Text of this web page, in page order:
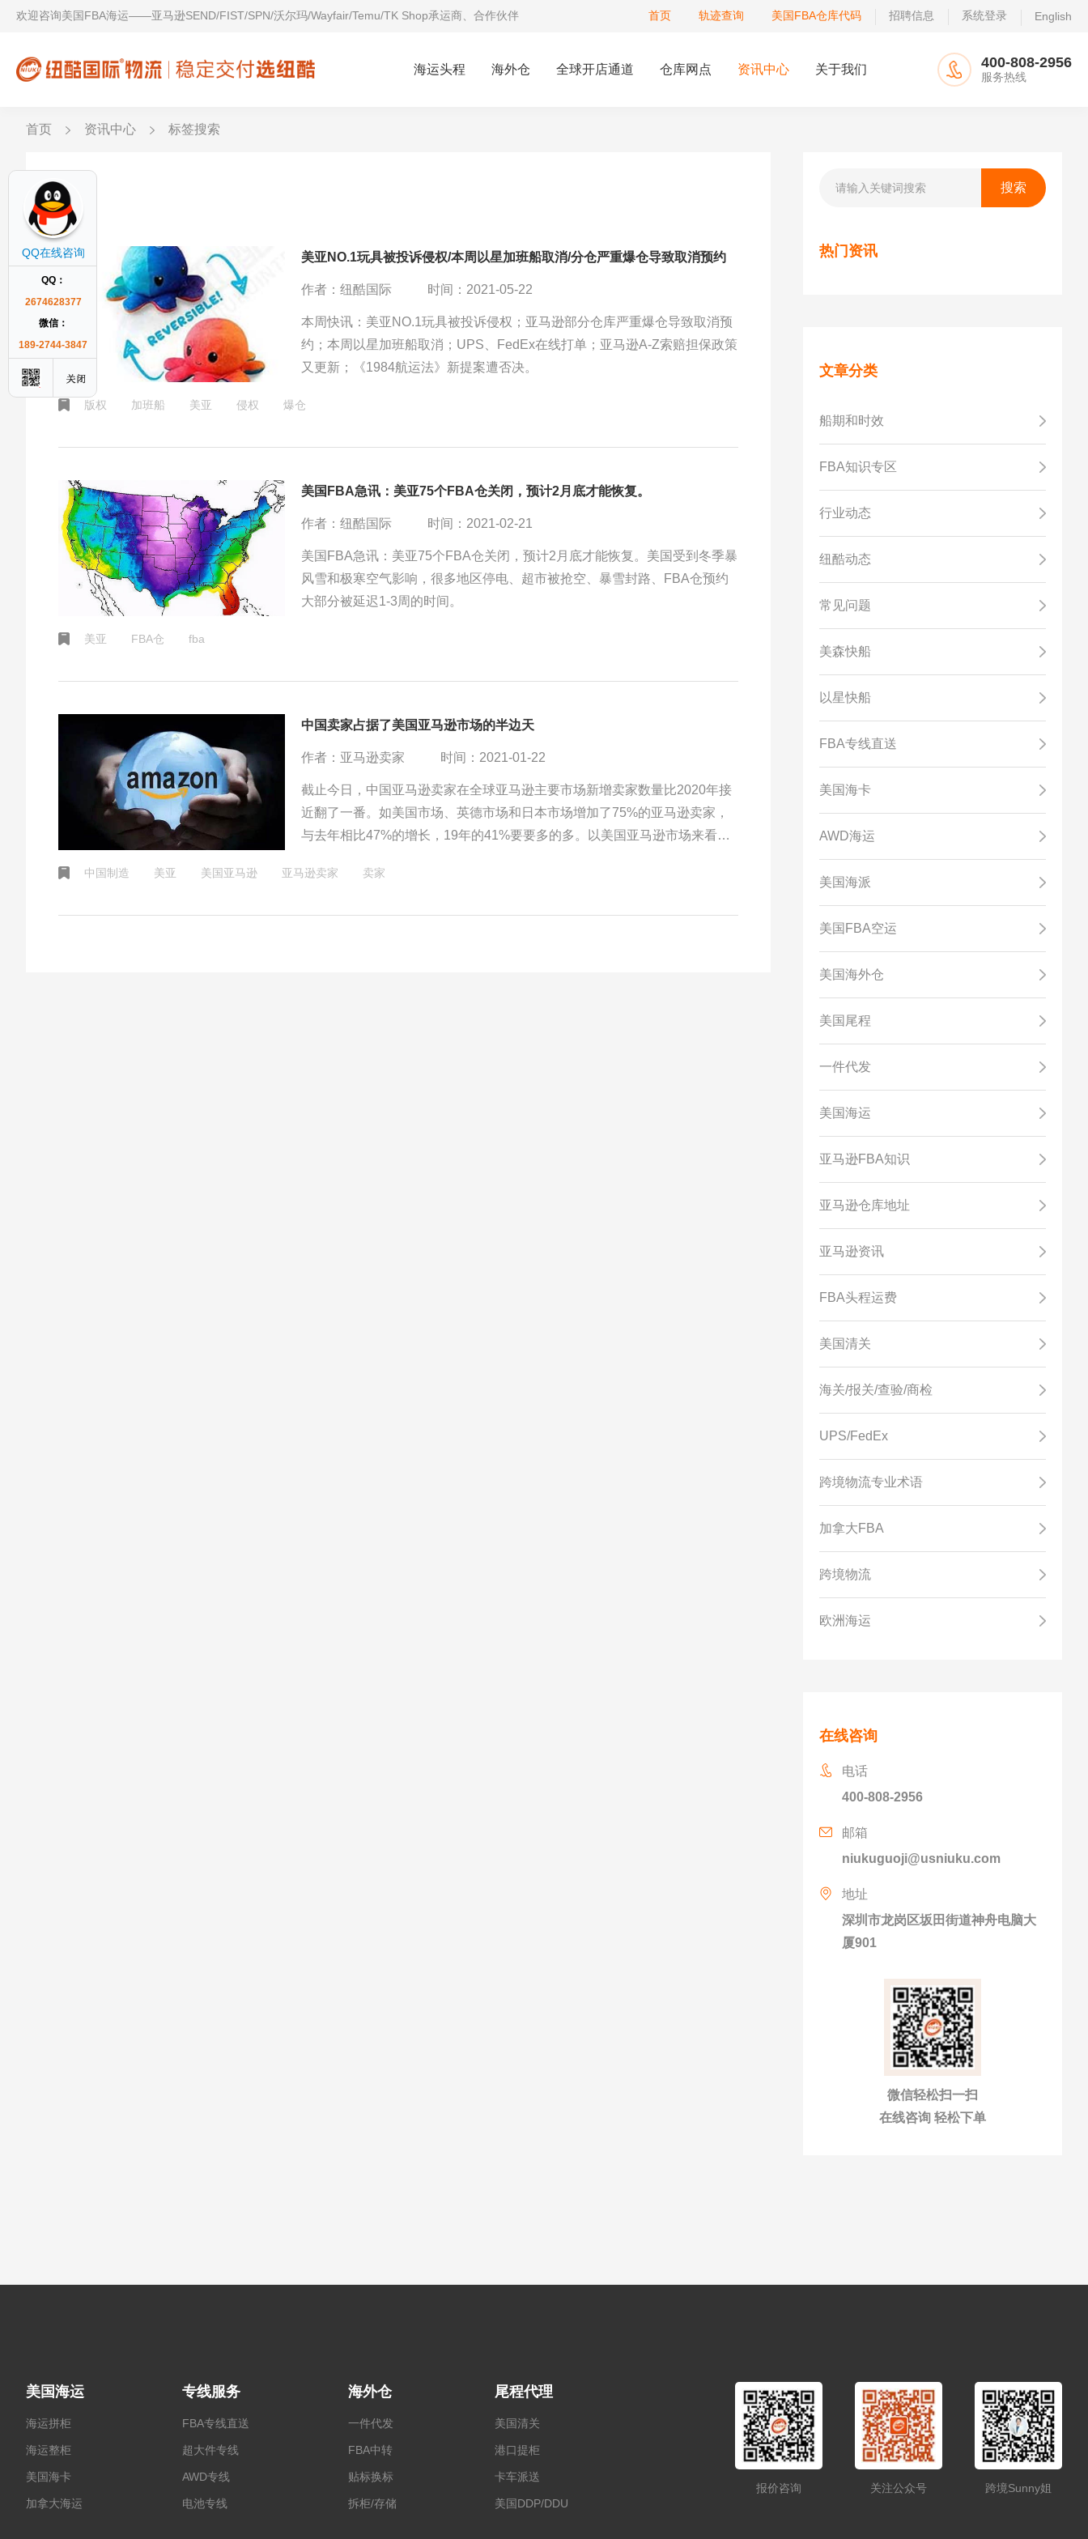
欢迎咨询美国FBA海运——亚马逊SEND/FIST/SPN/沃尔玛/Wayfair/Temu/TK Shop承运商、合作伙伴 首页 轨迹查询 美国FBA仓库代码 招聘信息 系统登录 English
海运头程 海外仓 全球开店通道 仓库网点 资讯中心 关于我们 400-808-2956
服务热线
首页 资讯中心 标签搜索
美亚
美亚NO.1玩具被投诉侵权/本周以星加班船取消/分仓严重爆仓导致取消预约
作者：纽酷国际 时间：2021-05-22
本周快讯：美亚NO.1玩具被投诉侵权；亚马逊部分仓库严重爆仓导致取消预
约；本周以星加班船取消；UPS、FedEx在线打单；亚马逊A-Z索赔担保政策
又更新；《1984航运法》新提案遭否决。
版权 加班船 美亚 侵权 爆仓
美国FBA急讯：美亚75个FBA仓关闭，预计2月底才能恢复。
作者：纽酷国际 时间：2021-02-21
美国FBA急讯：美亚75个FBA仓关闭，预计2月底才能恢复。美国受到冬季暴
风雪和极寒空气影响，很多地区停电、超市被抢空、暴雪封路、FBA仓预约
大部分被延迟1-3周的时间。
美亚 FBA仓 fba
中国卖家占据了美国亚马逊市场的半边天
作者：亚马逊卖家 时间：2021-01-22
截止今日，中国亚马逊卖家在全球亚马逊主要市场新增卖家数量比2020年接
近翻了一番。如美国市场、英德市场和日本市场增加了75%的亚马逊卖家，
与去年相比47%的增长，19年的41%要要多的多。以美国亚马逊市场来看，
之多。中国卖家也占据了美国市场的半边天下。
中国制造 美亚 美国亚马逊 亚马逊卖家 卖家
热门资讯
文章分类
船期和时效
FBA知识专区
行业动态
纽酷动态
常见问题
美森快船
以星快船
FBA专线直送
美国海卡
AWD海运
美国海派
美国FBA空运
美国海外仓
美国尾程
一件代发
美国海运
亚马逊FBA知识
亚马逊仓库地址
亚马逊资讯
FBA头程运费
美国清关
海关/报关/查验/商检
UPS/FedEx
跨境物流专业术语
加拿大FBA
跨境物流
欧洲海运
在线咨询
电话
400-808-2956
邮箱
niukuguoji@usniuku.com
地址
深圳市龙岗区坂田街道神舟电脑大
厦901
微信轻松扫一扫
在线咨询 轻松下单
美国海运
海运拼柜
海运整柜
美国海卡
加拿大海运
专线服务
FBA专线直送
超大件专线
AWD专线
电池专线
海外仓
一件代发
FBA中转
贴标换标
拆柜/存储
尾程代理
美国清关
港口提柜
卡车派送
美国DDP/DDU
报价咨询 关注公众号 跨境Sunny姐
QQ在线咨询
QQ：
2674628377
微信：
189-2744-3847